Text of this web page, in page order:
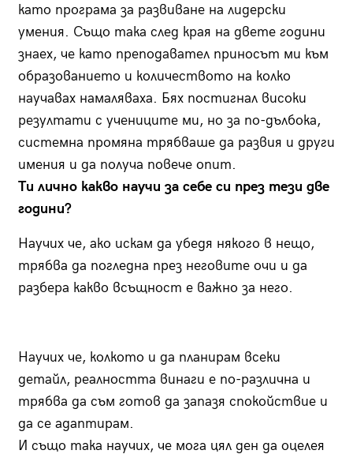
като програма за развиване на лидерски
умения. Също така след края на двете години
знаех, че като преподавател приносът ми към
образованието и количеството на колко
научавах намаляваха. Бях постигнал високи
резултати с учениците ми, но за по-дълбока,
системна промяна трябваше да развия и други
имения и да получа повече опит.
Ти лично какво научи за себе си през тези две
години?
Научих че, ако искам да убедя някого в нещо,
трябва да погледна през неговите очи и да
разбера какво всъщност е важно за него.
Научих че, колкото и да планирам всеки
детайл, реалността винаги е по-различна и
трябва да съм готов да запазя спокойствие и
да се адаптирам.
И също така научих, че мога цял ден да оцелея